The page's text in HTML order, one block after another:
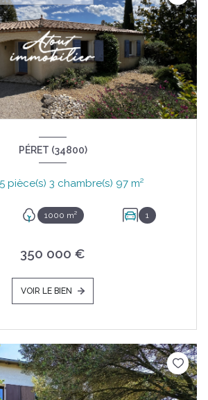
PÉRET (34800)
Maison 5 pièce(s) 3 chambre(s) 97 m²
1000 m² 1
350 000 €
VOIR LE BIEN